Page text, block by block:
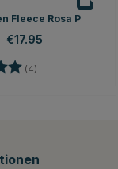
Fleece Rosa P
€17.95
(4)